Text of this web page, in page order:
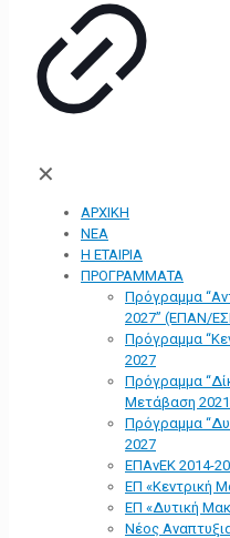
✕
ΑΡΧΙΚΗ
ΝΕΑ
Η ΕΤΑΙΡΙΑ
ΠΡΟΓΡΑΜΜΑΤΑ
Πρόγραμμα
2027” (ΕΠΑΝ/
Πρόγραμμα
2027
Πρόγραμμα
Μετάβαση
Πρόγραμμα
2027
ΕΠΑνΕΚ 2014-
ΕΠ «Kεντρική
ΕΠ «Δυτική
Νέος